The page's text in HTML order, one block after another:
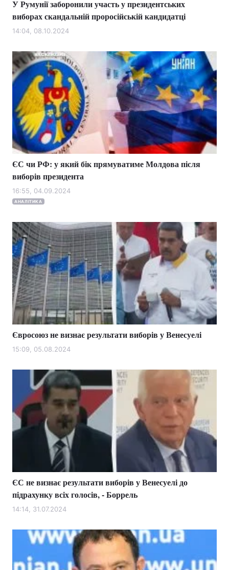
У Румунії заборонили участь у президентських
виборах скандальній проросійській кандидатці
14:04, 08.10.2024
ЄС чи РФ: у який бік прямуватиме Молдова після
виборів президента
16:55, 04.09.2024
АНАЛІТИКА
Євросоюз не визнає результати виборів у Венесуелі
15:09, 05.08.2024
ЄС не визнає результати виборів у Венесуелі до
підрахунку всіх голосів, - Боррель
14:14, 31.07.2024